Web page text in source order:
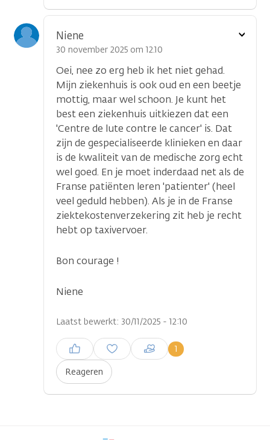
Niene
30 november 2025 om 12.10
Oei, nee zo erg heb ik het niet gehad.
Mijn ziekenhuis is ook oud en een beetje
mottig, maar wel schoon. Je kunt het
best een ziekenhuis uitkiezen dat een
'Centre de lute contre le cancer' is. Dat
zijn de gespecialiseerde klinieken en daar
is de kwaliteit van de medische zorg echt
wel goed. En je moet inderdaad net als de
Franse patiënten leren 'patienter' (heel
veel geduld hebben). Als je in de Franse
ziektekostenverzekering zit heb je recht
hebt op taxivervoer.
Bon courage !
Niene
Laatst bewerkt: 30/11/2025 - 12:10
Reageren
1
Inloggen om een reactie te
plaatsen
Toon